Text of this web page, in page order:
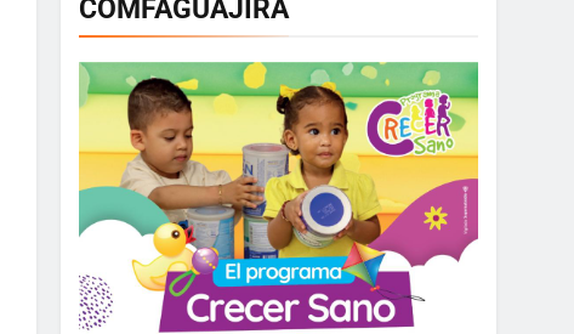
COMFAGUAJIRA